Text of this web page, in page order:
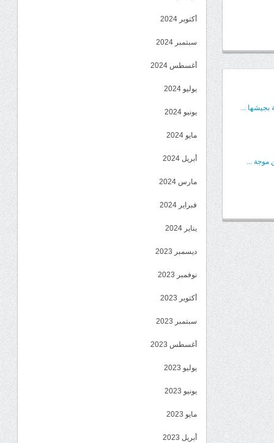
بجيشها ...
موجة ...
أكتوبر 2024
سبتمبر 2024
أغسطس 2024
يوليو 2024
يونيو 2024
مايو 2024
أبريل 2024
مارس 2024
فبراير 2024
يناير 2024
ديسمبر 2023
نوفمبر 2023
أكتوبر 2023
سبتمبر 2023
أغسطس 2023
يوليو 2023
يونيو 2023
مايو 2023
أبريل 2023